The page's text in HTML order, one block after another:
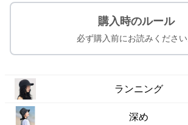
購入時のルール
必ず購入前にお読みください
ランニング
深め